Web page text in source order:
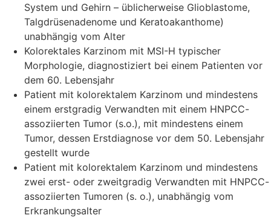
System und Gehirn – üblicherweise Glioblastome,
Talgdrüsenadenome und Keratoakanthome)
unabhängig vom Alter
Kolorektales Karzinom mit MSI-H typischer
Morphologie, diagnostiziert bei einem Patienten vor
dem 60. Lebensjahr
Patient mit kolorektalem Karzinom und mindestens
einem erstgradig Verwandten mit einem HNPCC-
assoziierten Tumor (s.o.), mit mindestens einem
Tumor, dessen Erstdiagnose vor dem 50. Lebensjahr
gestellt wurde
Patient mit kolorektalem Karzinom und mindestens
zwei erst- oder zweitgradig Verwandten mit HNPCC-
assoziierten Tumoren (s. o.), unabhängig vom
Erkrankungsalter